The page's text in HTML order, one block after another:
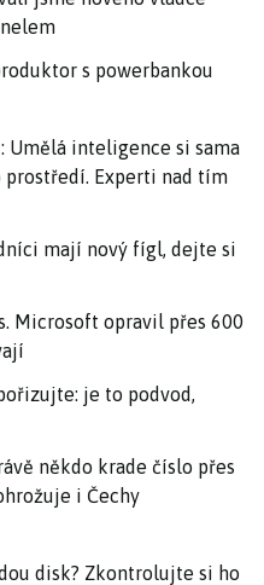
s powerbankou
Umělá inteligence si sama
prostředí. Experti nad tím
mají nový fígl, dejte si
Microsoft opravil přes 600
je to podvod,
někdo krade číslo přes
i Čechy
disk? Zkontrolujte si ho